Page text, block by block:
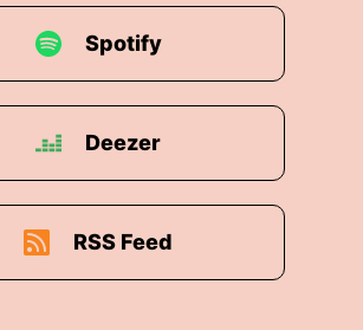
Spotify
Deezer
RSS Feed